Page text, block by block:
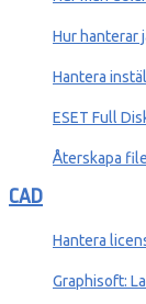
Hur hanterar
Hantera
ESET Full
Återskapa
CAD
Hantera
Graphisoft: